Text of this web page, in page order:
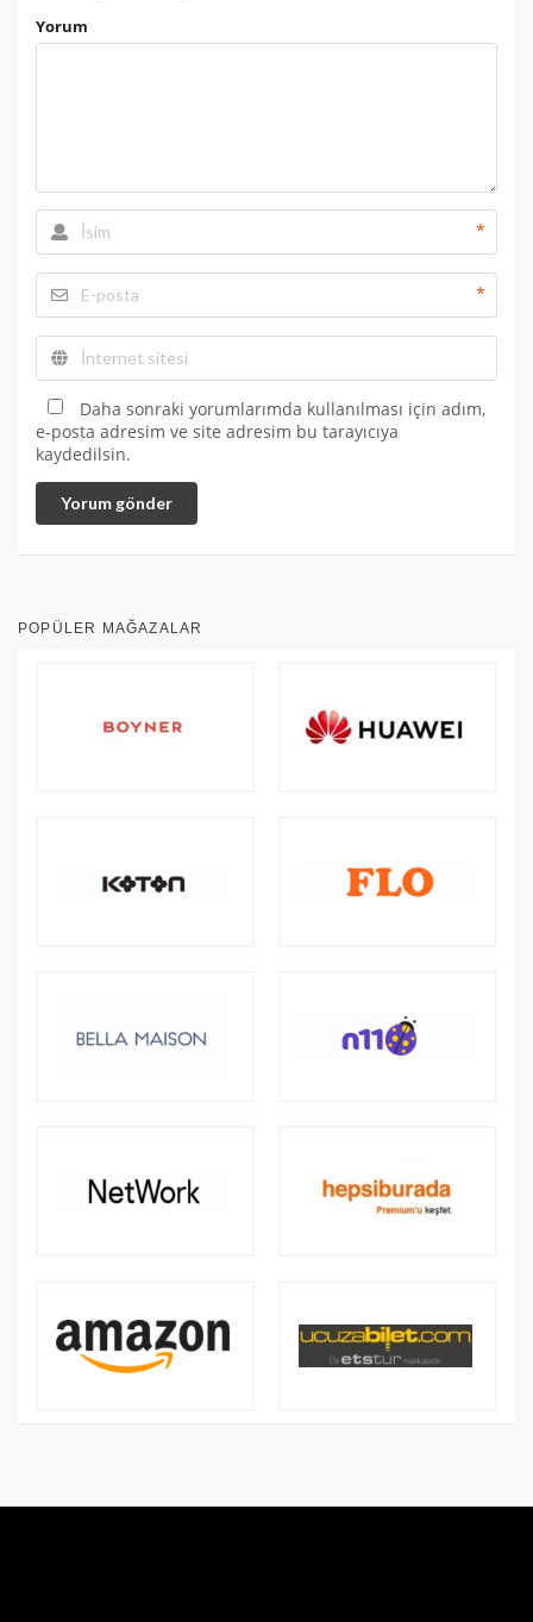
Yorum
*
*
Daha sonraki yorumlarımda kullanılması için adım,
e-posta adresim ve site adresim bu tarayıcıya
kaydedilsin.
Yorum gönder
POPÜLER MAĞAZALAR